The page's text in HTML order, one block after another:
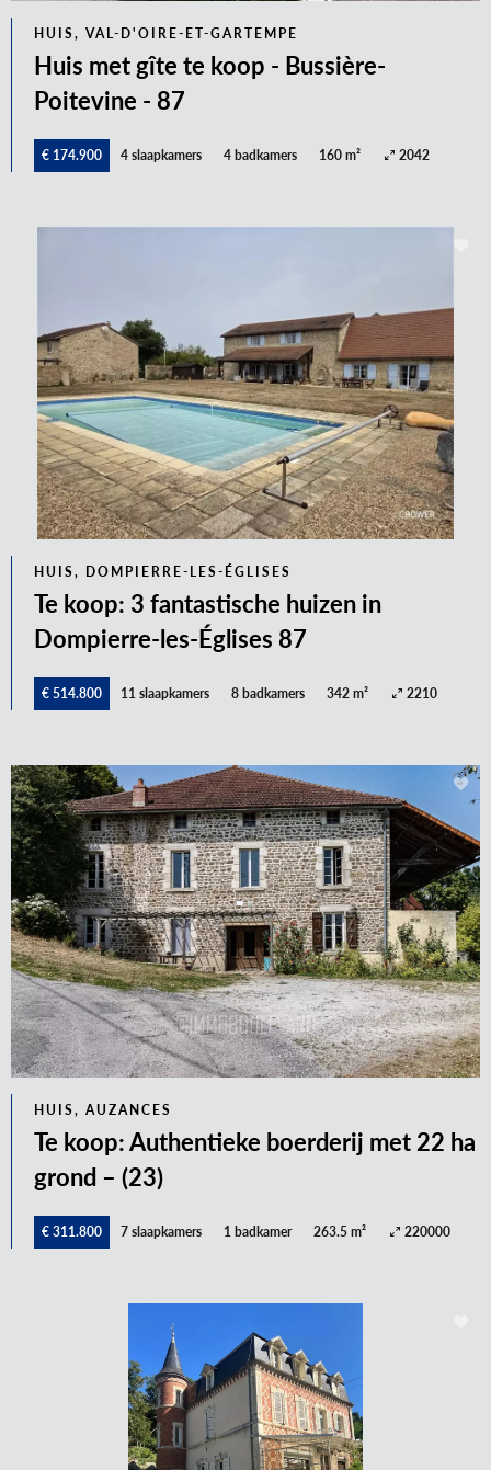
HUIS, VAL-D'OIRE-ET-GARTEMPE
Huis met gîte te koop - Bussière-
Poitevine - 87
€ 174.900 4 slaapkamers 4 badkamers 160 m² 2042
HUIS, DOMPIERRE-LES-ÉGLISES
Te koop: 3 fantastische huizen in
Dompierre-les-Églises 87
€ 514.800 11 slaapkamers 8 badkamers 342 m² 2210
HUIS, AUZANCES
Te koop: Authentieke boerderij met 22 ha
grond – (23)
€ 311.800 7 slaapkamers 1 badkamer 263.5 m² 220000